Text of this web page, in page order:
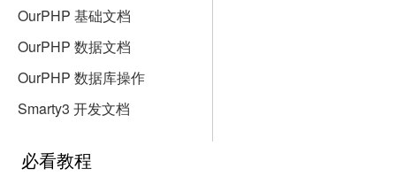
OurPHP 基础文档
OurPHP 数据文档
OurPHP 数据库操作
Smarty3 开发文档
必看教程